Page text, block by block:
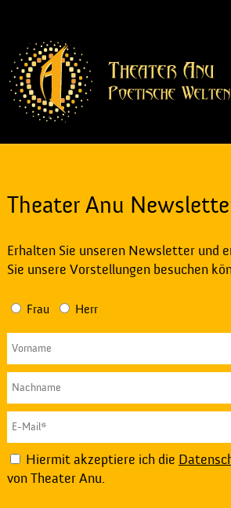
Theater Anu
Erhalten Sie unseren Newsletter und
Sie unsere Vorstellungen besuchen
Frau Herr
Hiermit akzeptiere ich die
von Theater Anu.